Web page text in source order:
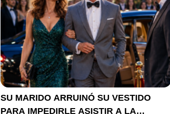
SU MARIDO ARRUINÓ SU VESTIDO
PARA IMPEDIRLE ASISTIR A LA